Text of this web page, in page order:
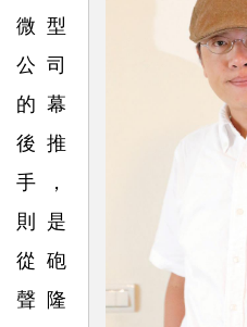
微型
公司
的幕
後推
手，
則是
從砲
聲隆